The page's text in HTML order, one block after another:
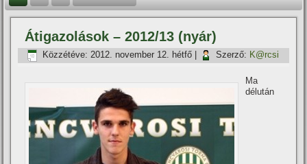
Átigazolások – 2012/13 (nyár)
Közzétéve: 2012. november 12. hétfő Szerző: K@rcsi
Ma
délután